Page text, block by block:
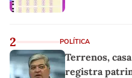
2 POLÍTICA
Terrenos,
registra